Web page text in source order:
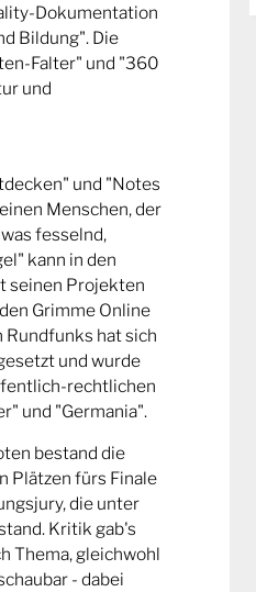
Dokumentation
Bildung". Die
Falter" und "360
und
und "Notes
Menschen, der
fesselnd,
kann in den
seinen Projekten
Grimme Online
Rundfunks hat sich
und wurde
rechtlichen
und "Germania".
bestand die
Plätzen fürs Finale
die unter
Kritik gab's
Thema, gleichwohl
- dabei